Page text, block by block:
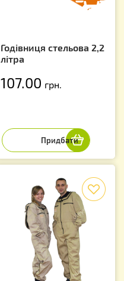
Годівниця стельова 2,2
літра
107.00 грн.